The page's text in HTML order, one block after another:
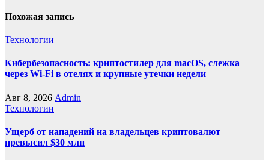
Похожая запись
Технологии
Кибербезопасность: криптостилер для macOS, слежка
через Wi-Fi в отелях и крупные утечки недели
Авг 8, 2026 Admin
Технологии
Ущерб от нападений на владельцев криптовалют
превысил $30 млн